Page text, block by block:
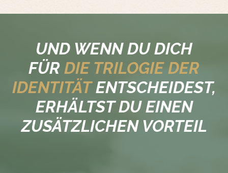
UND WENN DU DICH
FÜR DIE TRILOGIE DER
IDENTITÄTENTSCHEIDEST,
ERHÄLTST DU EINEN
ZUSÄTZLICHEN VORTEIL